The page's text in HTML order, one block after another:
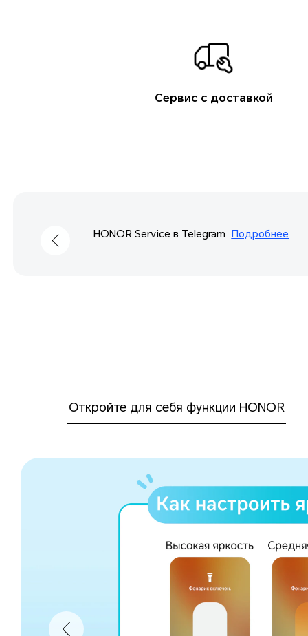
Сервис с доставкой
Станьте B2B-партнером HONOR
Откройте для себя функции HONOR